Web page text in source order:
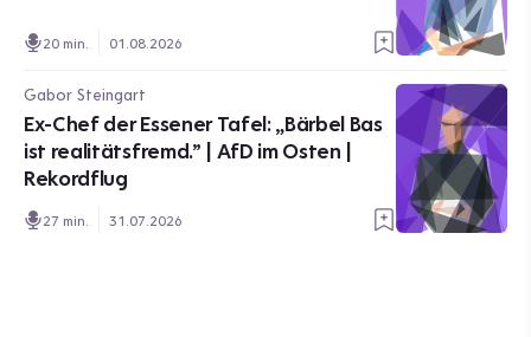
20 min. 01.08.2026
Gabor Steingart
Ex-Chef der Essener Tafel: „Bärbel Bas
ist realitätsfremd.” | AfD im Osten |
Rekordflug
27 min. 31.07.2026